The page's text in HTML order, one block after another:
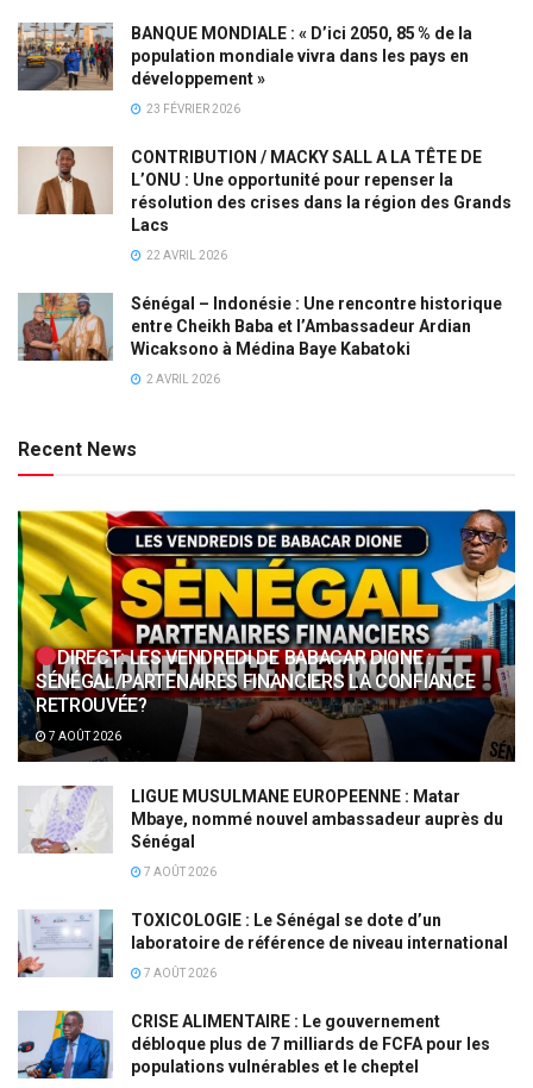
BANQUE MONDIALE : « D’ici 2050, 85 % de la
population mondiale vivra dans les pays en
développement »
23 FÉVRIER 2026
CONTRIBUTION / MACKY SALL A LA TÊTE DE
L’ONU : Une opportunité pour repenser la
résolution des crises dans la région des Grands
Lacs
22 AVRIL 2026
Sénégal – Indonésie : Une rencontre historique
entre Cheikh Baba et l’Ambassadeur Ardian
Wicaksono à Médina Baye Kabatoki
2 AVRIL 2026
Recent News
DIRECT: LES VENDREDI DE BABACAR DIONE :
SÉNÉGAL/PARTENAIRES FINANCIERS LA CONFIANCE
RETROUVÉE?
7 AOÛT 2026
LIGUE MUSULMANE EUROPEENNE : Matar
Mbaye, nommé nouvel ambassadeur auprès du
Sénégal
7 AOÛT 2026
TOXICOLOGIE : Le Sénégal se dote d’un
laboratoire de référence de niveau international
7 AOÛT 2026
CRISE ALIMENTAIRE : Le gouvernement
débloque plus de 7 milliards de FCFA pour les
populations vulnérables et le cheptel